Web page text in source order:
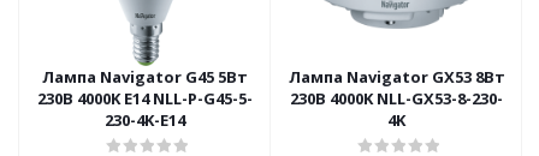
Лампа Navigator G45 5Вт
230В 4000K E14 NLL-P-G45-5-
230-4K-E14
Лампа Navigator GX53 8Вт
230В 4000K NLL-GX53-8-230-
4K